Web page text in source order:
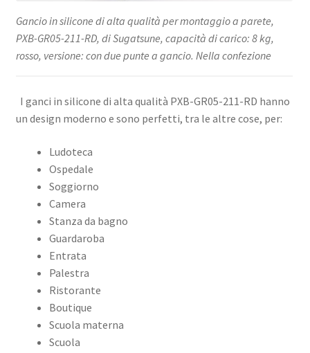
Gancio in silicone di alta qualità per montaggio a parete,
PXB-GR05-211-RD, di Sugatsune, capacità di carico: 8 kg,
rosso, versione: con due punte a gancio. Nella confezione
I ganci in silicone di alta qualità PXB-GR05-211-RD hanno
un design moderno e sono perfetti, tra le altre cose, per:
Ludoteca
Ospedale
Soggiorno
Camera
Stanza da bagno
Guardaroba
Entrata
Palestra
Ristorante
Boutique
Scuola materna
Scuola